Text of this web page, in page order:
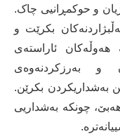
و حوکمڕانیی چاک.
بکرێت و
هەوڵەکان ئاراستەی
و بەرزکردنەوەی
بەشداریکردن بکرێن.
چونکە بەشداریی